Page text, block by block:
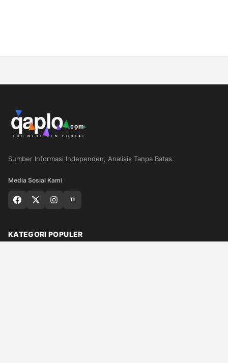
Sumber Informasi Independen, Analisis Tanpa Batas.
Media Sosial Kami
TI
KATEGORI POPULER